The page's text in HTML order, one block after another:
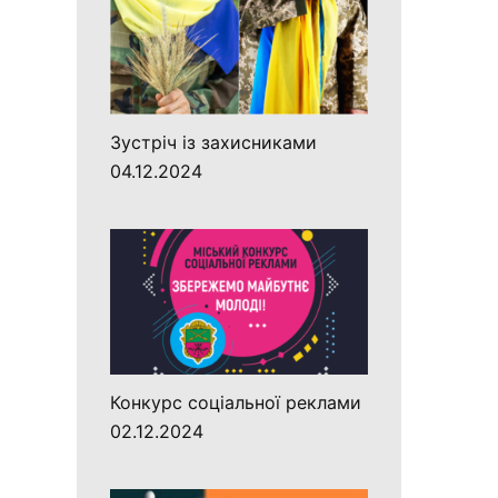
Зустріч із захисниками
04.12.2024
Конкурс соціальної реклами
02.12.2024